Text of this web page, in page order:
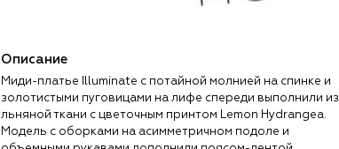
Описание
Миди-платье Illuminate с потайной молнией на спинке и
золотистыми пуговицами на лифе спереди выполнили из
льняной ткани с цветочным принтом Lemon Hydrangea.
Модель с оборками на асимметричном подоле и